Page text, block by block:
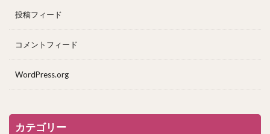
投稿フィード
コメントフィード
WordPress.org
カテゴリー